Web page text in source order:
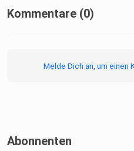
Kommentare (0)
Melde Dich an, um einen
Abonnenten